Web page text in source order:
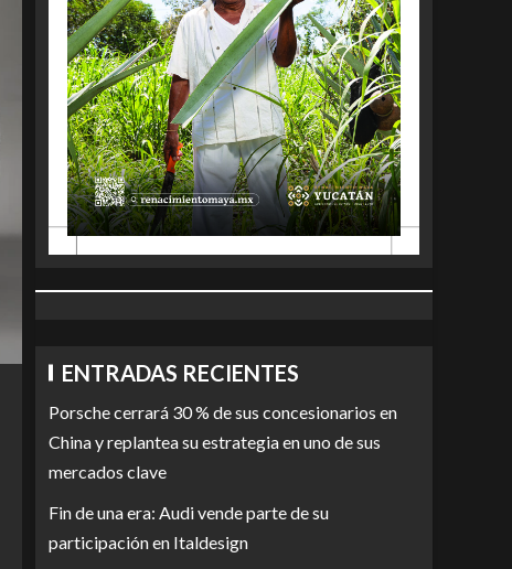
ENTRADAS RECIENTES
Porsche cerrará 30 % de sus concesionarios en
China y replantea su estrategia en uno de sus
mercados clave
Fin de una era: Audi vende parte de su
participación en Italdesign